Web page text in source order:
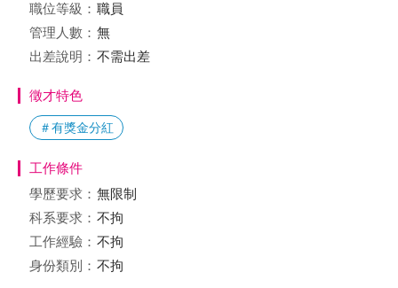
職位等級： 職員
管理人數： 無
出差說明： 不需出差
徵才特色
＃有獎金分紅
工作條件
學歷要求： 無限制
科系要求： 不拘
工作經驗： 不拘
身份類別： 不拘